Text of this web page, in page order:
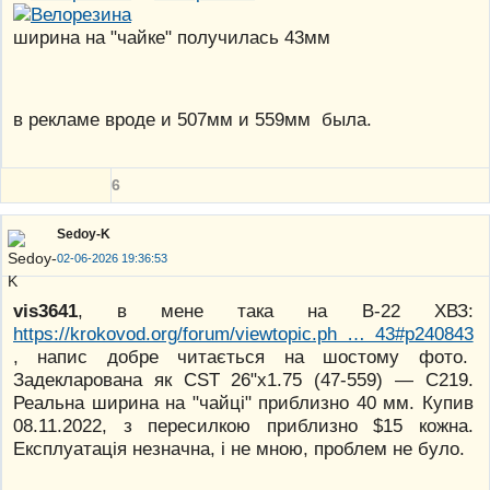
ширина на "чайке" получилась 43мм
в рекламе вроде и 507мм и 559мм была.
6
Sedoy-K
02-06-2026 19:36:53
vis3641, в мене така на В-22 ХВЗ:
https://krokovod.org/forum/viewtopic.ph … 43#p240843
, напис добре читається на шостому фото.
Задекларована як CST 26"x1.75 (47-559) — C219.
Реальна ширина на "чайці" приблизно 40 мм. Купив
08.11.2022, з пересилкою приблизно $15 кожна.
Експлуатація незначна, і не мною, проблем не було.